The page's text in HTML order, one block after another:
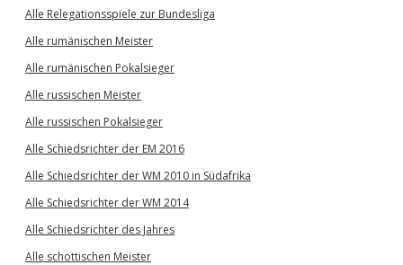
Alle Relegationsspiele zur Bundesliga
Alle rumänischen Meister
Alle rumänischen Pokalsieger
Alle russischen Meister
Alle russischen Pokalsieger
Alle Schiedsrichter der EM 2016
Alle Schiedsrichter der WM 2010 in Südafrika
Alle Schiedsrichter der WM 2014
Alle Schiedsrichter des Jahres
Alle schottischen Meister